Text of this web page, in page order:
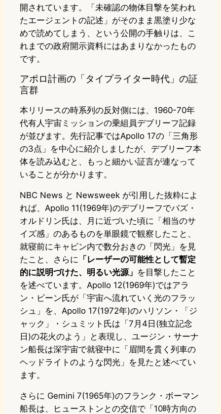
開されています。「未確認の物体目撃を笑われ
たエージェントの記述」がそのまま黒塗り少な
めで読めてしまう、という公開の手触りは、こ
れまでの政府開示資料にはあまりなかったもの
です。
アポロ計画の「タイプライター時代」の証
言群
本リリースの時系列の反対側には、1960-70年
代有人宇宙ミッションの乗組員デブリーフ記録
が並びます。先行記事ではApollo 17の「三角形
の3点」を中心に紹介しましたが、デブリーフ本
体を読み込むと、もっと細かい証言が連なって
いることが分かります。
NBC News と Newsweek が引用した抜粋によ
れば、Apollo 11(1969年)のデブリーフでバズ・
オルドリン氏は、月に近づいた頃に「相当のサ
イズ感」のあるものを単眼鏡で観察したこと、
就寝前にキャビン内で数分おきの「閃光」を見
たこと、さらに 「レーザーの可能性として暫定
的に説明づけた、明るい光源」 を目撃したこと
を述べています。Apollo 12(1969年)ではアラ
ン・ビーン氏が「宇宙へ流れていく光のフラッ
シュ」を、Apollo 17(1972年)のハリソン・「ジ
ャック」・シュミット氏は「7月4日(独立記念
日)の花火のよう」と表現し、ユージン・サーナ
ン船長は深宇宙で就寝中に「眉間を貫く列車の
ヘッドライトのような閃光」を見たと述べてい
ます。
さらに Gemini 7(1965年)のフランク・ボーマン
船長は、ヒューストンとの交信で「10時方向の